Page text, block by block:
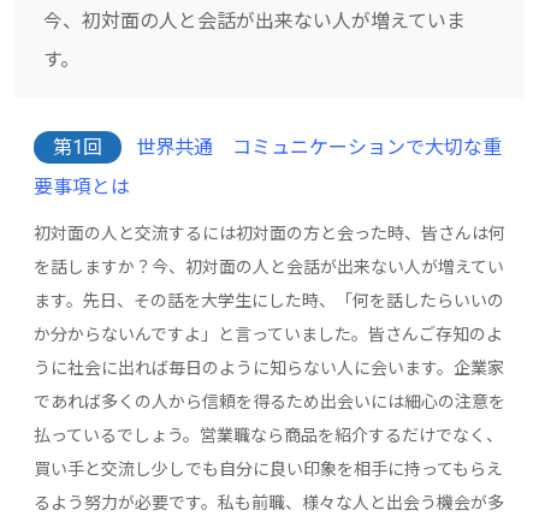
今、初対面の人と会話が出来ない人が増えていま
す。
第1回
世界共通 コミュニケーションで大切な重
要事項とは
初対面の人と交流するには初対面の方と会った時、皆さんは何
を話しますか？今、初対面の人と会話が出来ない人が増えてい
ます。先日、その話を大学生にした時、「何を話したらいいの
か分からないんですよ」と言っていました。皆さんご存知のよ
うに社会に出れば毎日のように知らない人に会います。企業家
であれば多くの人から信頼を得るため出会いには細心の注意を
払っているでしょう。営業職なら商品を紹介するだけでなく、
買い手と交流し少しでも自分に良い印象を相手に持ってもらえ
るよう努力が必要です。私も前職、様々な人と出会う機会が多